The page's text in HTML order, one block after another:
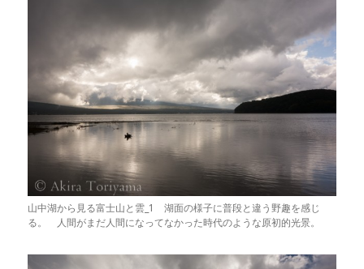
山中湖から見る富士山と雲_1 湖面の様子に普段と違う野趣を感じ
る。 人間がまだ人間になってなかった時代のような原初的光景。